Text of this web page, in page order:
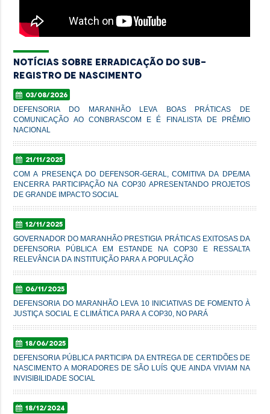
Notícias sobre erradicação do Sub-
registro de Nascimento
03/08/2026
DEFENSORIA DO MARANHÃO LEVA BOAS PRÁTICAS DE
COMUNICAÇÃO AO CONBRASCOM E É FINALISTA DE PRÊMIO
NACIONAL
21/11/2025
COM A PRESENÇA DO DEFENSOR-GERAL, COMITIVA DA DPE/MA
ENCERRA PARTICIPAÇÃO NA COP30 APRESENTANDO PROJETOS
DE GRANDE IMPACTO SOCIAL
12/11/2025
GOVERNADOR DO MARANHÃO PRESTIGIA PRÁTICAS EXITOSAS DA
DEFENSORIA PÚBLICA EM ESTANDE NA COP30 E RESSALTA
RELEVÂNCIA DA INSTITUIÇÃO PARA A POPULAÇÃO
06/11/2025
DEFENSORIA DO MARANHÃO LEVA 10 INICIATIVAS DE FOMENTO À
JUSTIÇA SOCIAL E CLIMÁTICA PARA A COP30, NO PARÁ
18/06/2025
DEFENSORIA PÚBLICA PARTICIPA DA ENTREGA DE CERTIDÕES DE
NASCIMENTO A MORADORES DE SÃO LUÍS QUE AINDA VIVIAM NA
INVISIBILIDADE SOCIAL
18/12/2024